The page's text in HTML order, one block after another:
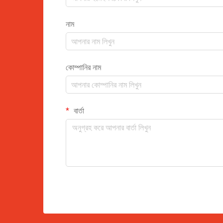
নাম
কোম্পানির নাম
বার্তা